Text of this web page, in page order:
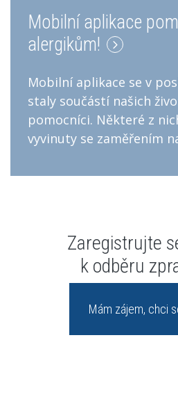
Mobilní aplikace
alergikům!
Mobilní aplikace se v
staly součástí našich
pomocníci. Některé z
vyvinuty se zaměřením
Zaregistrujte
k odběru
Mám zájem, chci